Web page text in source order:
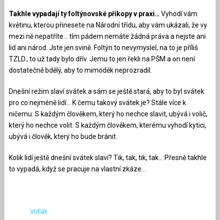
Takhle vypadají ty foltýnovské příkopy v praxi… Vyhodí vám
květinu, kterou přinesete na Národní třídu, aby vám ukázali, že vy
mezi ně nepatříte… tím pádem nemáte žádná práva a nejste ani
lid ani národ. Jste jen svině. Foltýn to nevymyslel, na to je příliš
TZLD., to už tady bylo dřív. Jemu to jen řekli na PŠM a on není
dostatečně bdělý, aby to mimoděk neprozradil.
Dnešní režim slaví svátek a sám se ještě stará, aby to byl svátek
pro co nejméně lidí… K čemu takový svátek je? Stále více k
ničemu. S každým člověkem, který ho nechce slavit, ubývá i volič,
který ho nechce volit. S každým člověkem, kterému vyhodí kytici,
ubývá i člověk, který ho bude bránit.
Kolik lidí ještě dnešní svátek slaví? Tik, tak, tik, tak… Přesně takhle
to vypadá, když se pracuje na vlastní zkáze…
Vidlák